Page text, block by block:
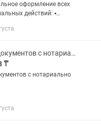
оформление всех
действий: ▪
надписи ▪
Переводы документов с нотариально заверение
₸
с нотариально